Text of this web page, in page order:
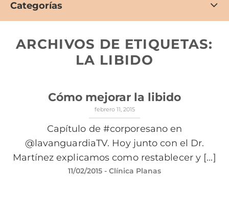
Categorías
ARCHIVOS DE ETIQUETAS:
LA LIBIDO
Cómo mejorar la libido
febrero 11, 2015
Capítulo de #corporesano en
@lavanguardiaTV. Hoy junto con el Dr.
Martínez explicamos como restablecer y [...]
11/02/2015 - Clínica Planas